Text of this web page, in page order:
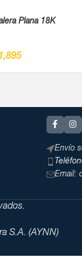
Plana 18K
Envío
Email:
S.A. (AYNN)